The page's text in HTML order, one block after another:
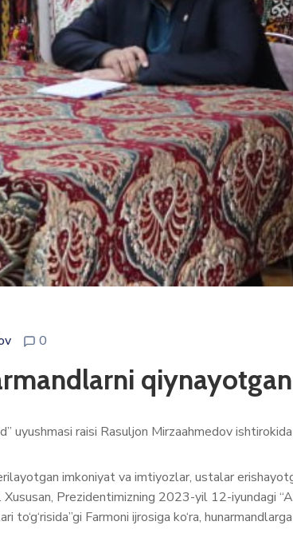
0
uyushmasi raisi Rasuljon Mirzaahmedov
imkoniyat va imtiyozlar, ustalar
Prezidentimizning 2023-yil 12-iyundagi
Farmoni ijrosiga ko‘ra,